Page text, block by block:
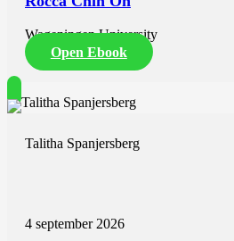
Wageningen University
Open Ebook
Talitha Spanjersberg
4 september 2026